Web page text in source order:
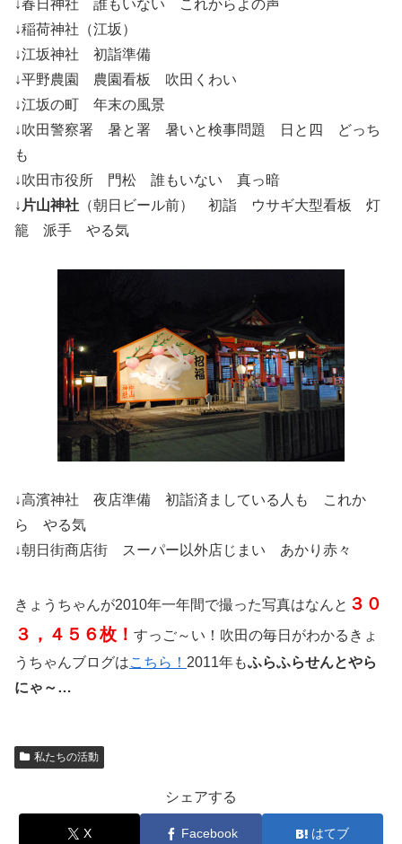
↓春日神社 誰もいない これからよの声
↓稲荷神社（江坂）
↓江坂神社 初詣準備
↓平野農園 農園看板 吹田くわい
↓江坂の町 年末の風景
↓吹田警察署 暑と署 暑いと検事問題 日と四 どっち
も
↓吹田市役所 門松 誰もいない 真っ暗
↓ 片山神社 （朝日ビール前） 初詣 ウサギ大型看板 灯
籠 派手 やる気
↓高濱神社 夜店準備 初詣済ましている人も これか
ら やる気
↓朝日街商店街 スーパー以外店じまい あかり赤々
きょうちゃんが2010年一年間で撮った写真はなんと ３０
３，４５６枚！ すっご～い！吹田の毎日がわかるきょ
うちゃんブログはこちら！ 2011年もふらふらせんとやら
にゃ～…
私たちの活動
シェアする
X Facebook はてブ